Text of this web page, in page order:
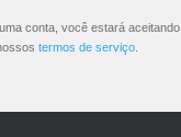
conta, você estará aceitando
termos de serviço.